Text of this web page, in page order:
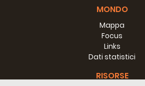
Un grande laboratorio per la vita
Durata: 13m
MONDO
Mappa
Focus
Links
Dati statistici
RISORSE